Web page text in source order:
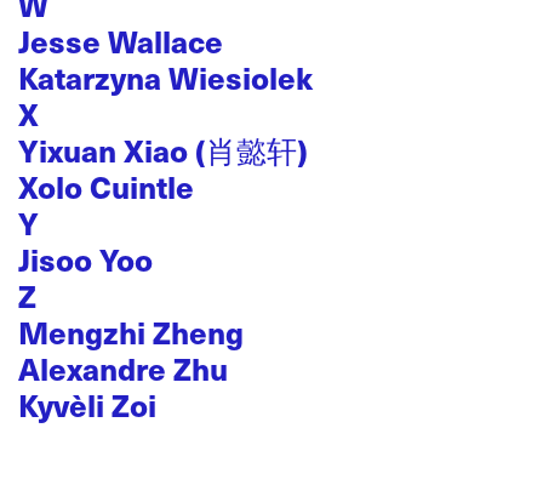
Jesse Wallace
Katarzyna Wiesiolek
X
Yixuan Xiao (肖懿轩)
Xolo Cuintle
Y
Jisoo Yoo
Z
Mengzhi Zheng
Alexandre Zhu
Kyvèli Zoi